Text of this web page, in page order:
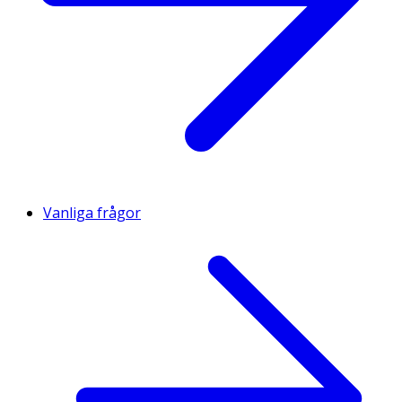
Vanliga frågor